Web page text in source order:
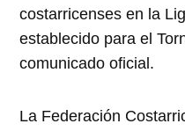
costarricenses en la
establecido para el
comunicado oficial.
La Federación